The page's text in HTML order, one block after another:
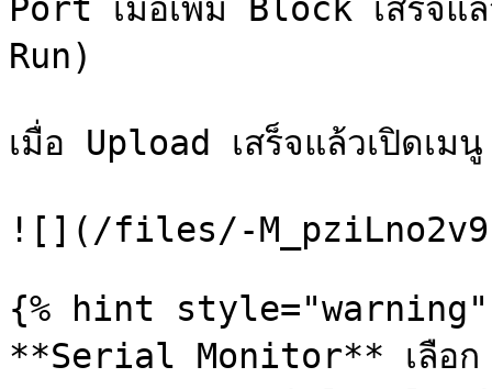
Port เมื่อเพิ่ม Block เสร็จ
Run)
เมื่อ Upload เสร็จแล้วเปิด
![](/files/-
{% hint style="warning"
**Serial Monitor** เลือก